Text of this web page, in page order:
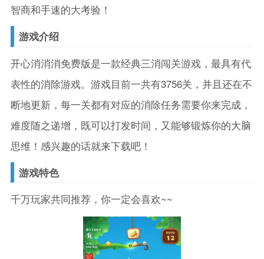
智商和手速的大考验！
游戏介绍
开心消消消免费版是一款经典三消闯关游戏，最具有代
表性的消除游戏。游戏目前一共有3756关，并且还在不
断地更新，每一关都有对应的消除任务需要你来完成，
难度随之递增，既可以打发时间，又能够锻炼你的大脑
思维！感兴趣的话就来下载吧！
游戏特色
千万玩家共同推荐，你一定会喜欢~~